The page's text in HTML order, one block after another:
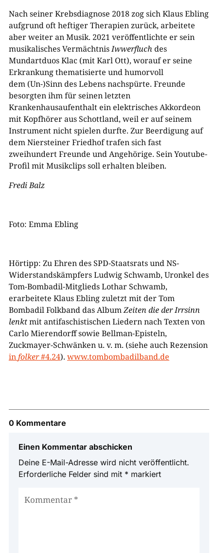
Nach seiner Krebsdiagnose 2018 zog sich Klaus Ebling
aufgrund oft heftiger Therapien zurück, arbeitete
aber weiter an Musik. 2021 veröffentlichte er sein
musikalisches VermächtnisIwwerfluch des
Mundartduos Klac (mit Karl Ott), worauf er seine
Erkrankung thematisierte und humorvoll
dem (Un-)Sinn des Lebens nachspürte. Freunde
besorgten ihm für seinen letzten
Krankenhausaufenthalt ein elektrisches Akkordeon
mit Kopfhörer aus Schottland, weil er auf seinem
Instrument nicht spielen durfte. Zur Beerdigung auf
dem Niersteiner Friedhof trafen sich fast
zweihundert Freunde und Angehörige. Sein Youtube-
Profil mit Musikclips soll erhalten bleiben.
Fredi Balz
Foto: Emma Ebling
Hörtipp: Zu Ehren des SPD-Staatsrats und NS-
Widerstandskämpfers Ludwig Schwamb, Uronkel des
Tom-Bombadil-Mitglieds Lothar Schwamb,
erarbeitete Klaus Ebling zuletzt mit der Tom
Bombadil Folkband das AlbumZeiten die der Irrsinn
lenktmit antifaschistischen Liedern nach Texten von
Carlo Mierendorff sowie Bellman-Episteln,
Zuckmayer-Schwänken u. v. m. (siehe auch Rezension
infolker#4.24). www.tombombadilband.de
0 Kommentare
Einen Kommentar abschicken
Deine E-Mail-Adresse wird nicht veröffentlicht.
Erforderliche Felder sind mit * markiert